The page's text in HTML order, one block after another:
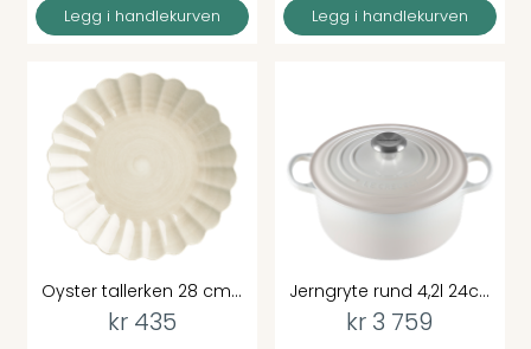
Legg i handlekurven Legg i handlekurven
Oyster tallerken 28 cm...
kr 435
Jerngryte rund 4,2l 24c...
kr 3 759